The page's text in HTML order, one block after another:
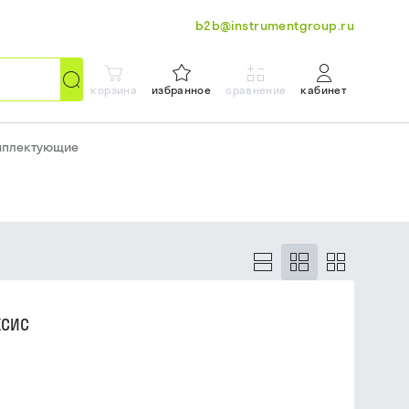
b2b@instrumentgroup.ru
корзина избранное сравнение кабинет